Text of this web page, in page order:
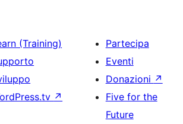
(Training)
↗
Partecipa
Eventi
Donazioni ↗
Five for the
Future